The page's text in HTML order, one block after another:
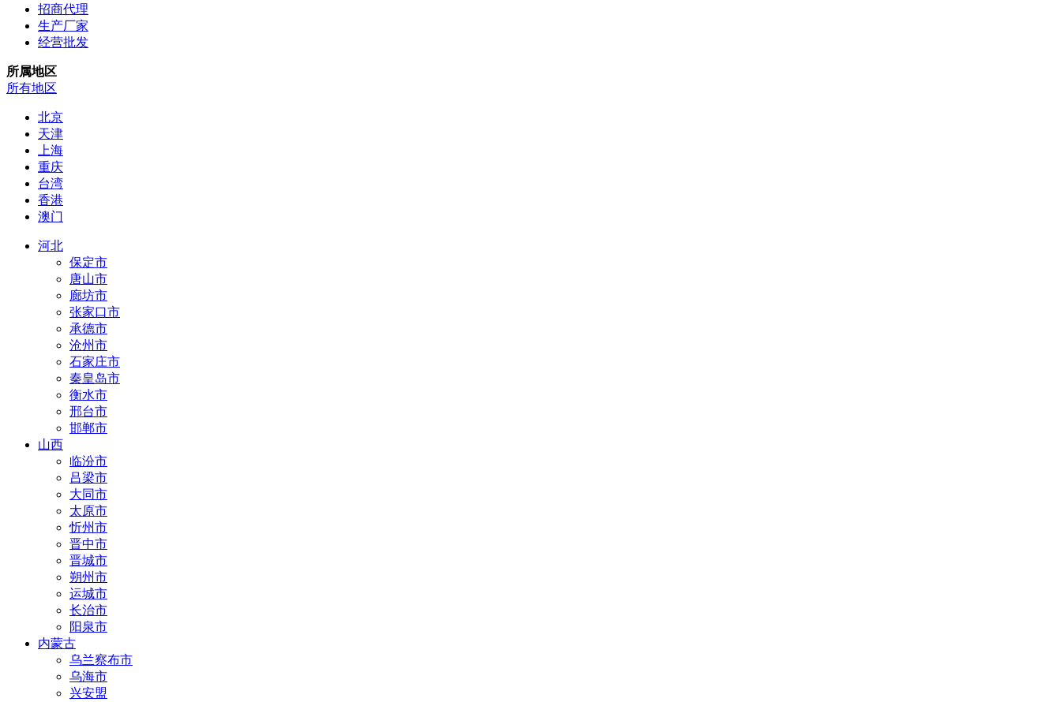
招商代理
生产厂家
经营批发
所属地区
所有地区
北京
天津
上海
重庆
台湾
香港
澳门
河北
保定市
唐山市
廊坊市
张家口市
承德市
沧州市
石家庄市
秦皇岛市
衡水市
邢台市
邯郸市
山西
临汾市
吕梁市
大同市
太原市
忻州市
晋中市
晋城市
朔州市
运城市
长治市
阳泉市
内蒙古
乌兰察布市
乌海市
兴安盟